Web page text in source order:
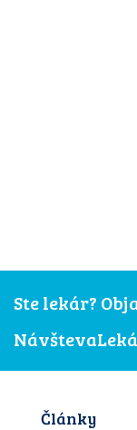
Ste lekár?
Články